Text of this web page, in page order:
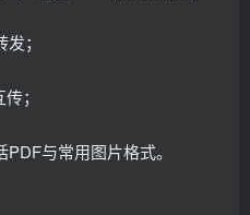
；
；
与常用图片格式。